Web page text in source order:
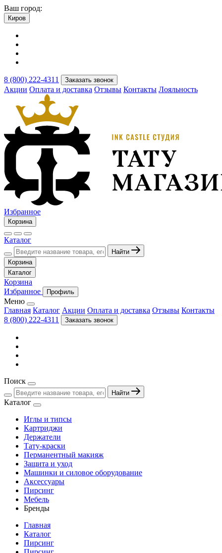
Ваш город:
Киров
8 (800) 222-4311 Заказать звонок
Акции Оплата и доставка Отзывы Контакты Лояльность
Избранное
Корзина
Каталог
Найти
Корзина
Каталог
Корзина
Избранное
Профиль
Меню
Главная Каталог Акции Оплата и доставка Отзывы Контакты
8 (800) 222-4311
Заказать звонок
Поиск
Найти
Каталог
Иглы и типсы
Картриджи
Держатели
Тату-краски
Перманентный макияж
Защита и уход
Машинки и силовое оборудование
Аксессуары
Пирсинг
Мебель
Бренды
Главная
Каталог
Пирсинг